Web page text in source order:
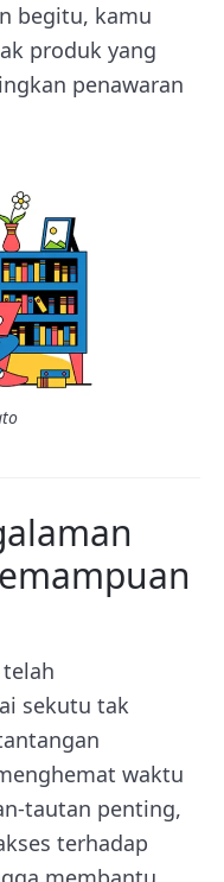
begitu, kamu
produk yang
penawaran
sekutu tak
waktu
tautan penting,
terhadap